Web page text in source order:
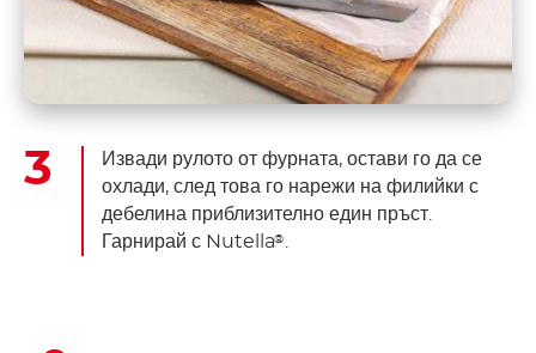
Извади рулото от фурната, остави го да се
охлади, след това го нарежи на филийки с
дебелина приблизително един пръст.
Гарнирай с Nutella® .